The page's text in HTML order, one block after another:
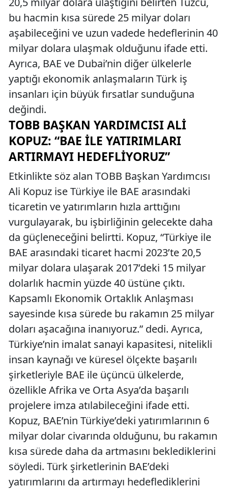
bu hacmin kısa sürede 25 milyar doları
aşabileceğini ve uzun vadede hedeflerinin 40
milyar dolara ulaşmak olduğunu ifade etti.
Ayrıca, BAE ve Dubai’nin diğer ülkelerle
yaptığı ekonomik anlaşmaların Türk iş
insanları için büyük fırsatlar sunduğuna
değindi.
TOBB BAŞKAN YARDIMCISI ALI
KOPUZ: “BAE ILE YATIRIMLARI
ARTIRMAYI HEDEFLIYORUZ”
Etkinlikte söz alan TOBB Başkan Yardımcısı
Ali Kopuz ise Türkiye ile BAE arasındaki
ticaretin ve yatırımların hızla arttığını
vurgulayarak, bu işbirliğinin gelecekte daha
da güçleneceğini belirtti. Kopuz, “Türkiye ile
BAE arasındaki ticaret hacmi 2023’te 20,5
milyar dolara ulaşarak 2017’deki 15 milyar
dolarlık hacmin yüzde 40 üstüne çıktı.
Kapsamlı Ekonomik Ortaklık Anlaşması
sayesinde kısa sürede bu rakamın 25 milyar
doları aşacağına inanıyoruz.” dedi. Ayrıca,
Türkiye’nin imalat sanayi kapasitesi, nitelikli
insan kaynağı ve küresel ölçekte başarılı
şirketleriyle BAE ile üçüncü ülkelerde,
özellikle Afrika ve Orta Asya’da başarılı
projelere imza atılabileceğini ifade etti.
Kopuz, BAE’nin Türkiye’deki yatırımlarının 6
milyar dolar civarında olduğunu, bu rakamın
kısa sürede daha da artmasını beklediklerini
söyledi. Türk şirketlerinin BAE’deki
yatırımlarını da artırmayı hedeflediklerini